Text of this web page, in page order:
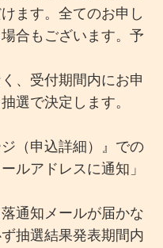
ます。全てのお申し
合もございます。予
、受付期間内にお申
選で決定します。
（申込詳細）』での
ルアドレスに通知」
通知メールが届かな
抽選結果発表期間内